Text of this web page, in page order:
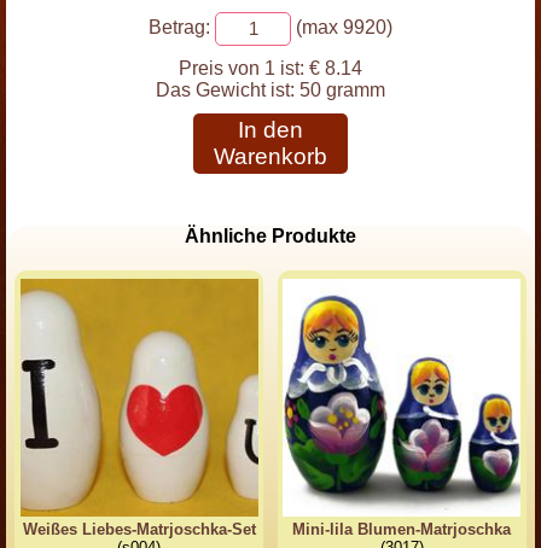
Betrag:
(max 9920)
Preis von 1 ist: € 8.14
Das Gewicht ist: 50 gramm
In den
Warenkorb
Ähnliche Produkte
Weißes Liebes-Matrjoschka-Set
Mini-lila Blumen-Matrjoschka